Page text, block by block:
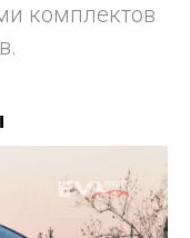
комплектов